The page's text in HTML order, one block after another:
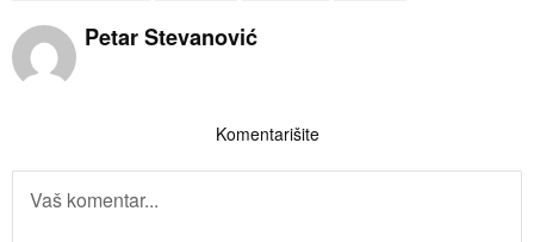
Petar Stevanović
Komentarišite